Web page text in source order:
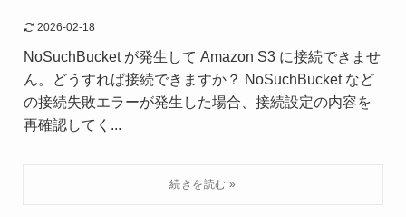
2026-02-18
NoSuchBucket が発生して Amazon S3 に接続できませ
ん。どうすれば接続できますか？ NoSuchBucket など
の接続失敗エラーが発生した場合、接続設定の内容を
再確認してく...